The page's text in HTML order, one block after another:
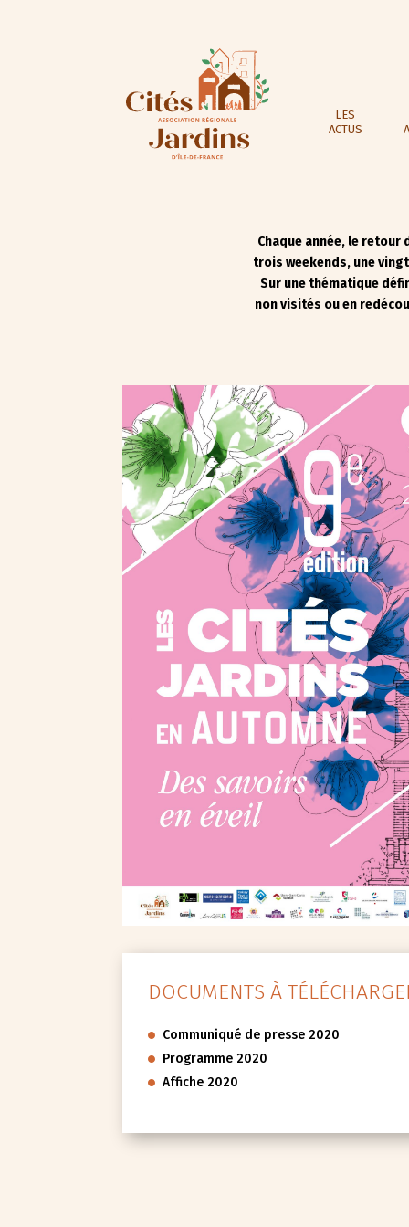
LES
ACTUS
Chaque année, le
trois weekends, une
Sur une thématique
non visités ou en
DOCUMENTS À
Communiqué de presse 2020
Programme 2020
Affiche 2020